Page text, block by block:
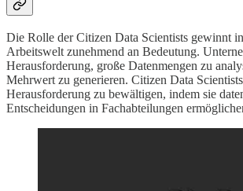
Die Rolle der Citizen Data Scientists gewinnt
Arbeitswelt zunehmend an Bedeutung.
Herausforderung, große Datenmengen zu
Mehrwert zu generieren. Citizen Data
Herausforderung zu bewältigen, indem sie
Entscheidungen in Fachabteilungen